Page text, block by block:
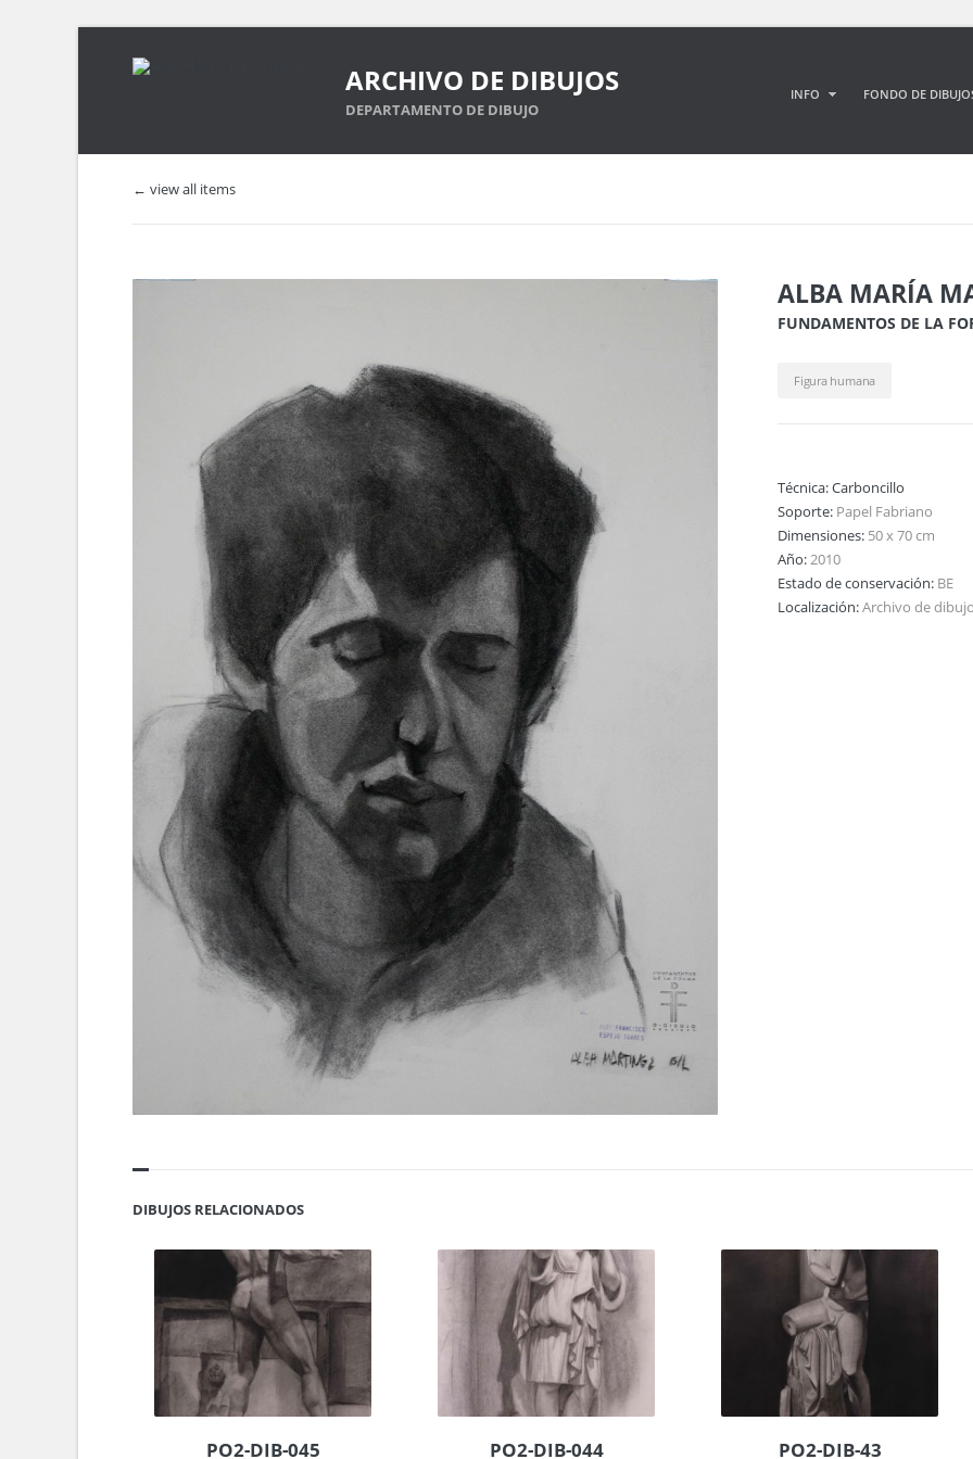
ARCHIVO DE DIBUJOS
DEPARTAMENTO DE DIBUJO
INFO FONDO DE
← view all items
ALBA MARÍA
FUNDAMENTOS DE LA
Figura humana
Técnica:Carboncillo
Soporte: Papel Fabriano
Dimensiones: 50 x 70 cm
Año:2010
Estado de conservación: BE
Localización:Archivo de
DIBUJOS RELACIONADOS
PO2-DIB-045 PO2-DIB-044 PO2-DIB-43